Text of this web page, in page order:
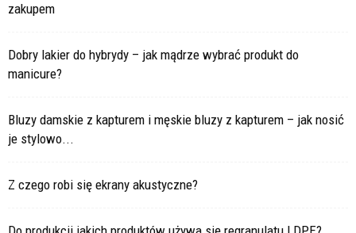
zakupem
Dobry lakier do hybrydy – jak mądrze wybrać produkt do
manicure?
Bluzy damskie z kapturem i męskie bluzy z kapturem – jak nosić
je stylowo...
Z czego robi się ekrany akustyczne?